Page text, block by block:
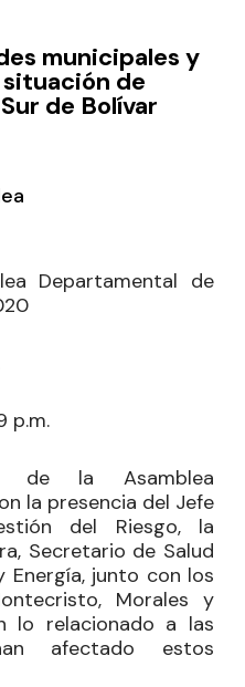
municipales y
de
de Bolívar
Departamental de
p.m.
de la Asamblea
la presencia del Jefe
del Riesgo, la
Secretario de Salud
junto con los
Morales y
lo relacionado a las
afectado estos